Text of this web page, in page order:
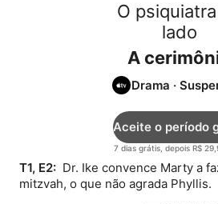
O
lado
A
Drama ·
7 dias grátis, depois R$
Aceite o período
T1, E2: Dr. Ike convence Marty a
mitzvah, o que não agrada Phyllis.